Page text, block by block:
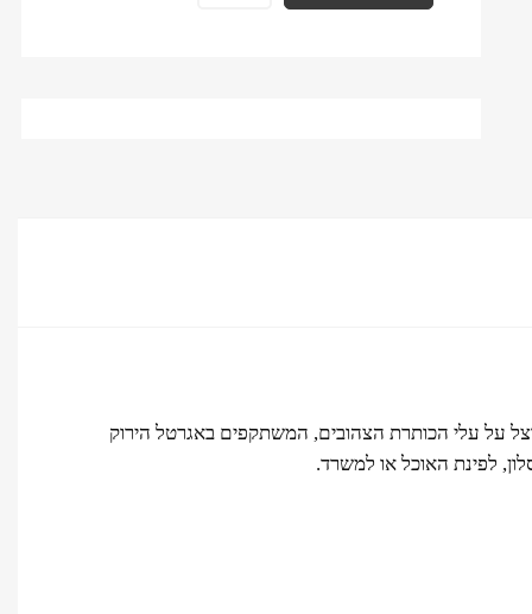
על עלי הכותרת הצהובים, המשתקפים באגרטל הירוק
לפינת האוכל או למשרד.